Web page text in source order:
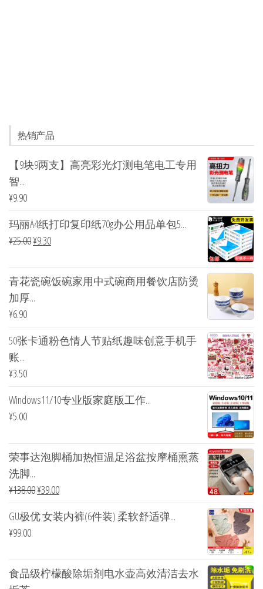
热销产品
【9块9两支】高亮彩光灯测电笔电工专用
智...
¥9.90
玛丽A4纸打印复印纸70g办公用品单包5...
¥25.00¥9.30
青花瓷碗饭碗家用中式碗商用餐饮店防烫
加厚...
¥6.90
50张卡通粉色情人节贴纸趣味创意手机手
账...
¥3.50
Windows11/10专业版家庭版工作...
¥5.00
荣事达泡脚桶加热恒温足浴盆按摩桶熏蒸
洗脚...
¥138.00¥39.00
GU极优 女装内裤(6件装) 柔软舒适弹...
¥99.00
食品级柠檬酸除垢剂电水壶高效清洁去水